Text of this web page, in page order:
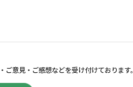
ご意見・ご感想などを受け付けております。